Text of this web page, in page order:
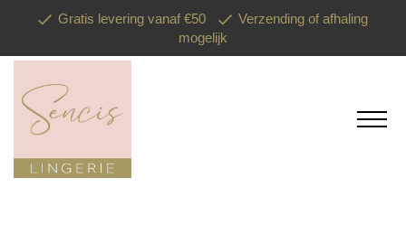
Gratis levering vanaf €50
Verzending of afhaling
mogelijk